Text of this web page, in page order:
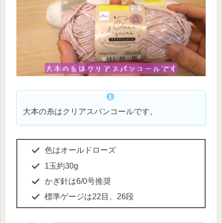
大本の糸はクリアスパンコールです。
色はオールドローズ
1玉約30g
かぎ針は6/0号推奨
標準ゲージは22目、26段